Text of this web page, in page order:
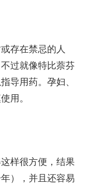
存在禁忌的人
过就像特比萘芬
导用药。孕妇、
用。
样很方便，结果
），并且还容易